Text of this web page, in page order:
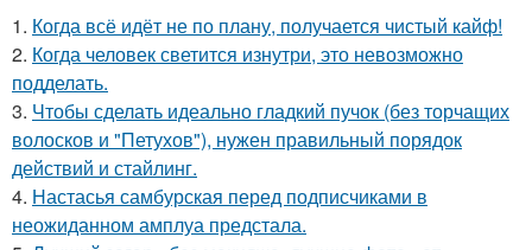
1. Когда всё идёт не по плану, получается чистый кайф!
2. Когда человек светится изнутри, это невозможно
подделать.
3. Чтобы сделать идеально гладкий пучок (без торчащих
волосков и "Петухов"), нужен правильный порядок
действий и стайлинг.
4. Настасья самбурская перед подписчиками в
неожиданном амплуа предстала.